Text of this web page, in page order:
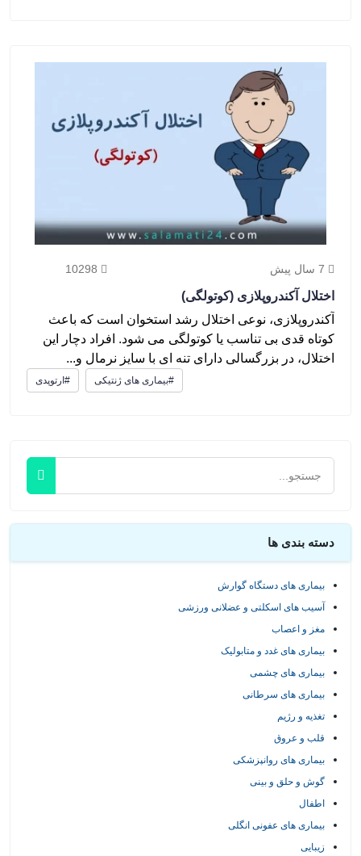
7 سال پیش 10298
اختلال آکندروپلازی (کوتولگی)
آکندروپلازی، نوعی اختلال رشد استخوان است که باعث
کوتاه قدی بی تناسب یا کوتولگی می شود. افراد دچار این
اختلال، در بزرگسالی دارای تنه ای با سایز نرمال و...
#ارتوپدی #بیماری های ژنتیکی
دسته بندی ها
بیماری های دستگاه گوارش
آسیب های اسکلتی و عضلانی ورزشی
مغز و اعصاب
بیماری های غدد و متابولیک
بیماری های چشمی
بیماری های سرطانی
تغذیه و رژیم
قلب و عروق
بیماری های روانپزشکی
گوش و حلق و بینی
اطفال
بیماری های عفونی انگلی
زیبایی